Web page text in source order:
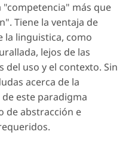
"competencia" más que
Tiene la ventaja de
la linguistica, como
lejos de las
uso y el contexto. Sin
acerca de la
este paradigma
de abstracción e